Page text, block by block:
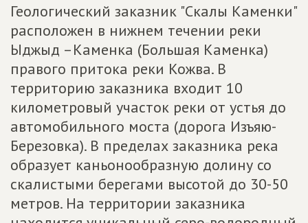
Геологический заказник "Скалы Каменки"
расположен в нижнем течении реки
Ыджыд –Каменка (Большая Каменка)
правого притока реки Кожва. В
территорию заказника входит 10
километровый участок реки от устья до
автомобильного моста (дорога Изъяю-
Березовка). В пределах заказника река
образует каньонообразную долину со
скалистыми берегами высотой до 30-50
метров. На территории заказника